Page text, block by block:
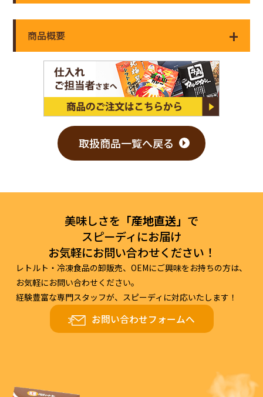
商品概要
取扱商品一覧へ戻る
美味しさを 「産地直送」 で
スピーディにお届け
お気軽にお問い合わせください！
レトルト・冷凍食品の卸販売、OEMにご興味をお持ちの方は、
お気軽にお問い合わせください。
経験豊富な専門スタッフが、スピーディに対応いたします！
お問い合わせフォームへ